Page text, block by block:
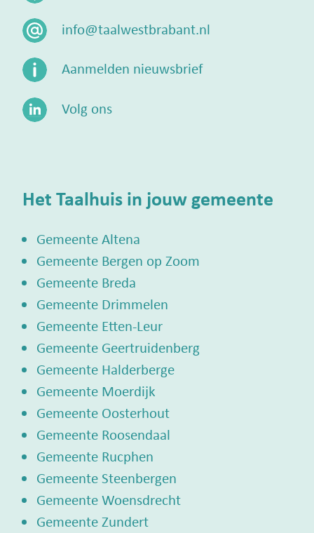
info@taalwestbrabant.nl
Aanmelden nieuwsbrief
Volg ons
Het Taalhuis in jouw gemeente
Gemeente Altena
Gemeente Bergen op Zoom
Gemeente Breda
Gemeente Drimmelen
Gemeente Etten-Leur
Gemeente Geertruidenberg
Gemeente Halderberge
Gemeente Moerdijk
Gemeente Oosterhout
Gemeente Roosendaal
Gemeente Rucphen
Gemeente Steenbergen
Gemeente Woensdrecht
Gemeente Zundert